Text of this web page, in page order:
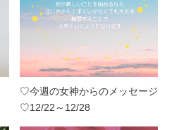
♡今週の女神からのメッセージ
♡12/22～12/28